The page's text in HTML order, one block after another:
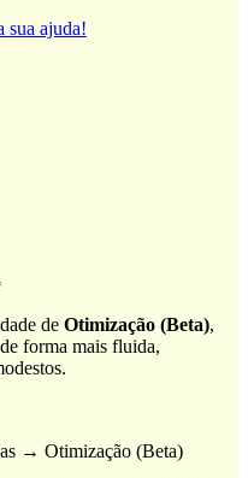
de Otimização (Beta),
forma mais fluida,
→ Otimização (Beta)